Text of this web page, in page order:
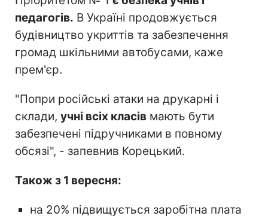
педагогів. В Україні продовжується
будівництво укриттів та забезпечення
громад шкільними автобусами, каже
прем'єр.
"Попри російські атаки на друкарні і
склади, учні всіх класів мають бути
забезпечені підручниками в повному
обсязі", - запевнив Корецький.
Також з 1 вересня:
на 20% підвищується заробітна плата